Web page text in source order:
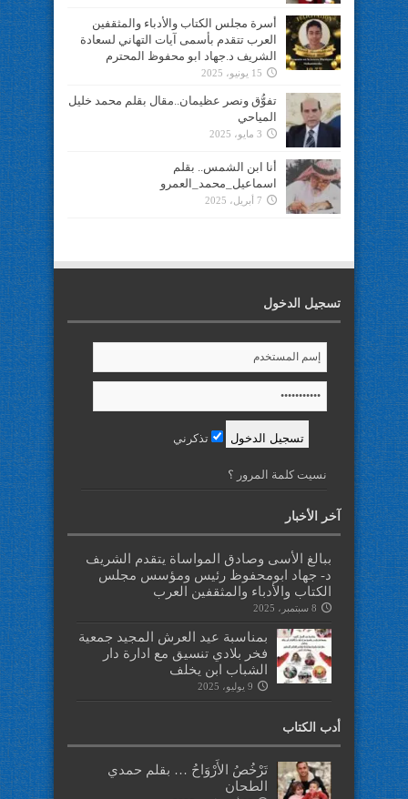
أسرة مجلس الكتاب والأدباء والمثقفين
العرب تتقدم بأسمى آيات التهاني لسعادة
الشريف د.جهاد ابو محفوظ المحترم
15 يونيو، 2025
تفوُّق ونصر عظيمان..مقال بقلم محمد خليل
المياحي
3 مايو، 2025
أنا ابن الشمس.. بقلم
اسماعيل_محمد_العمرو
7 أبريل، 2025
تسجيل الدخول
تذكرني
نسيت كلمة المرور ؟
آخر الأخبار
ببالغ الأسى وصادق المواساة يتقدم الشريف
د- جهاد ابومحفوظ رئيس ومؤسس مجلس
الكتاب والأدباء والمثقفين العرب
8 سبتمبر، 2025
بمناسبة عيد العرش المجيد جمعية
فخر بلادي تنسيق مع ادارة دار
الشباب ابن يخلف
9 يوليو، 2025
أدب الكتاب
تَرْخُصُ الأَرْوَاحُ … بقلم حمدي
الطحان